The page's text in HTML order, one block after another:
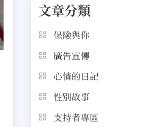
文章分類
保險與你
廣告宣傳
心情的日記
性別故事
支持者專區